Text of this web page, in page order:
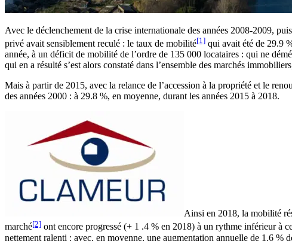
Avec le déclenchement de la crise internationale des années 2008-2009,
privé avait sensiblement reculé : le taux de mobilité[1] qui avait été de 29.9
année, à un déficit de mobilité de l’ordre de 135 000 locataires : qui ne
qui en a résulté s’est alors constaté dans l’ensemble des marchés
Mais à partir de 2015, avec la relance de l’accession à la propriété et le
des années 2000 : à 29.8 %, en moyenne, durant les années 2015 à 2018.
Ainsi en 2018, la mobilité
marché[2] ont encore progressé (+ 1 .4 % en 2018) à un rythme inférieur à
nettement ralenti : avec, en moyenne, une augmentation annuelle de 1.6